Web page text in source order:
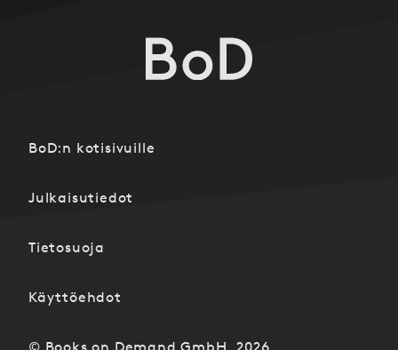
BoD:n kotisivuille
Julkaisutiedot
Tietosuoja
Käyttöehdot